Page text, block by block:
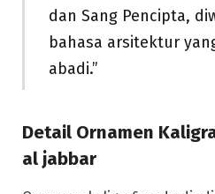
dan Sang Pencipta,
bahasa arsitektur
abadi.”
Detail Ornamen
al jabbar